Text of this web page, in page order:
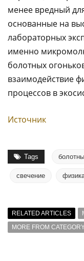
менее вредный
основанные на
лабораторных
именно
болотных
взаимодействие
процессов в
Источник
Tags
свечение
RELATED ARTICLES
MORE FROM